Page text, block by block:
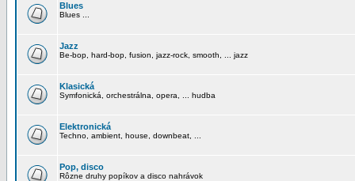
Blues
Blues ...
Jazz
Be-bop, hard-bop, fusion, jazz-rock, smooth, ... jazz
Klasická
Symfonická, orchestrálna, opera, ... hudba
Elektronická
Techno, ambient, house, downbeat, ...
Pop, disco
Rôzne druhy popíkov a disco nahrávok